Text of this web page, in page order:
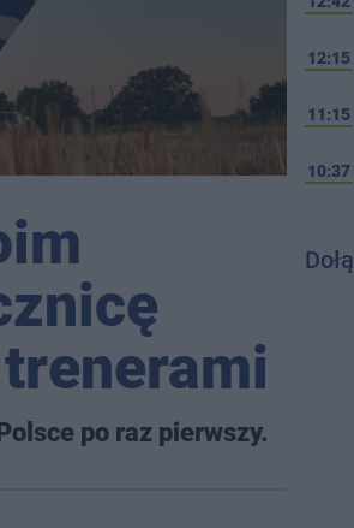
po raz pierwszy.
12:15
11:15
10:37